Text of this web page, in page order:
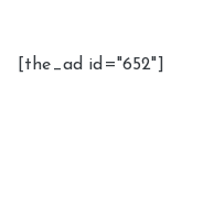
[the_ad id="652"]